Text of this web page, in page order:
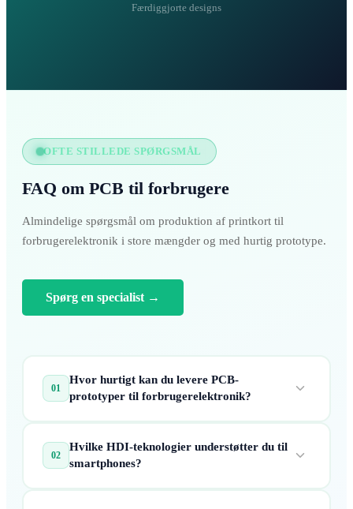
Færdiggjorte designs
OFTE STILLEDE SPØRGSMÅL
FAQ om PCB til forbrugere
Almindelige spørgsmål om produktion af printkort til
forbrugerelektronik i store mængder og med hurtig prototype.
Spørg en specialist →
01
Hvor hurtigt kan du levere PCB-
prototyper til forbrugerelektronik?
leveringstider på helt ned til 24-48 timer fra
godkendelse af Gerber-filen, hvilket hjælper dig
02
Hvilke HDI-teknologier understøtter du til
smartphones?